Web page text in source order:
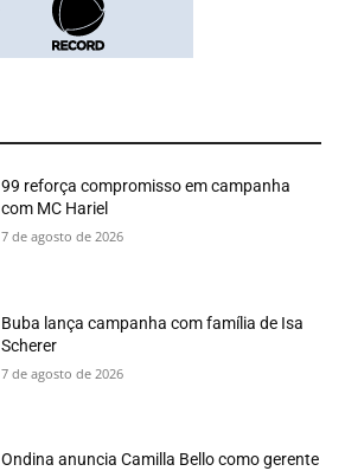
99 reforça compromisso em campanha
com MC Hariel
7 de agosto de 2026
Buba lança campanha com família de Isa
Scherer
7 de agosto de 2026
Ondina anuncia Camilla Bello como gerente